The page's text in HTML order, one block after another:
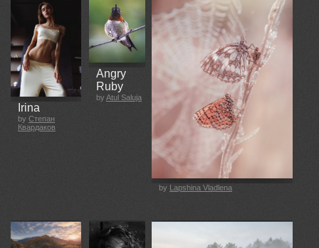
Irina
by Степан
Квардаков
Angry
Ruby
byAtul Saluja
by Lapshina Vladlena